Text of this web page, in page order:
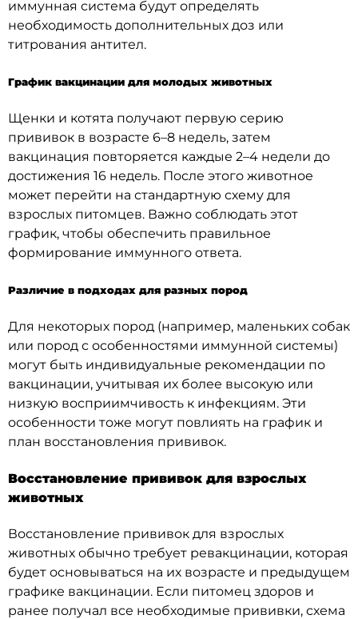
иммунная система будут определять
необходимость дополнительных доз или
титрования антител.
График вакцинации для молодых животных
Щенки и котята получают первую серию
прививок в возрасте 6–8 недель, затем
вакцинация повторяется каждые 2–4 недели до
достижения 16 недель. После этого животное
может перейти на стандартную схему для
взрослых питомцев. Важно соблюдать этот
график, чтобы обеспечить правильное
формирование иммунного ответа.
Различие в подходах для разных пород
Для некоторых пород (например, маленьких собак
или пород с особенностями иммунной системы)
могут быть индивидуальные рекомендации по
вакцинации, учитывая их более высокую или
низкую восприимчивость к инфекциям. Эти
особенности тоже могут повлиять на график и
план восстановления прививок.
Восстановление прививок для взрослых
животных
Восстановление прививок для взрослых
животных обычно требует ревакцинации, которая
будет основываться на их возрасте и предыдущем
графике вакцинации. Если питомец здоров и
ранее получал все необходимые прививки, схема